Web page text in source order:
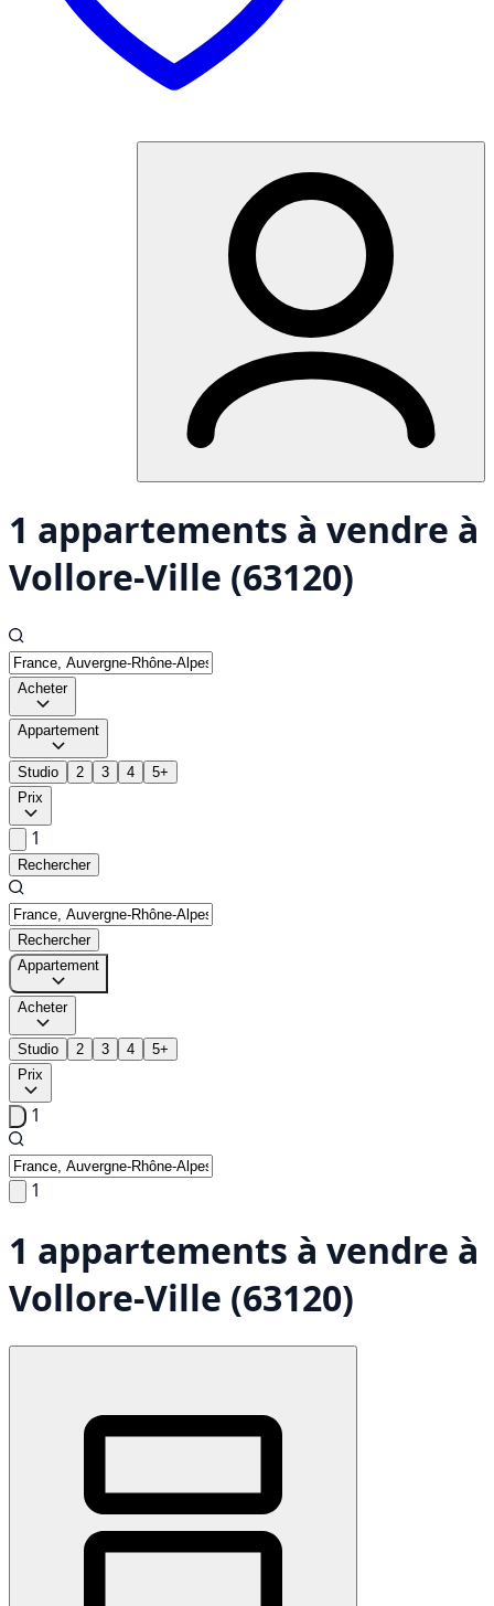
1 appartements à vendre à
Vollore-Ville (63120)
Acheter
Appartement
Studio 2 3 4
5+
Prix
1
Rechercher
Rechercher
Appartement
Acheter
Studio 2 3 4
5+
Prix
1
1
1 appartements à vendre à
Vollore-Ville (63120)